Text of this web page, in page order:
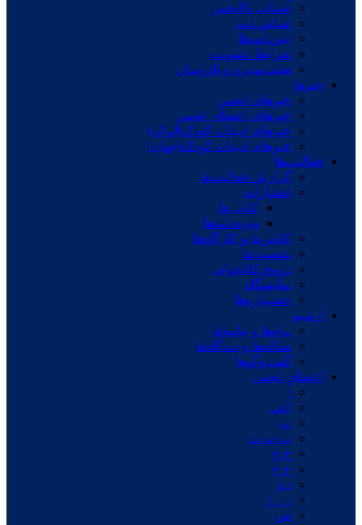
آشنایی با انجمن
اساس‌نامه
آیین‌نامه‌ها
شرایط عضویت
هیئت‌مدیره و بازرسان
خبرها
خبرهای انجمن
خبرهای اعضای انجمن
خبرهای ادبیات کودک(ایران)
خبرهای ادبیات کودک(جهان)
فعالیت‌ها
گزارش فعالیت‌ها
انتشارات
کتاب ها
ویژه‌نامه‌ها
کلاس‌ها و کارگاه‌ها
نشست‌ها
ترویج کتابخوانی
نمایشگاه
جشنواره‌ها
آرشیو
پیام‌ها و بیانیه‌ها
مقاله‌ها و دیدگاه‌ها
گفت‌وگوها
اعضای انجمن
الف
ب
پ ت ث
ج چ
ح خ
د ذ
ر ز ژ
س